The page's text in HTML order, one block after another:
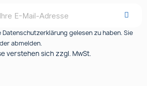
gelesen zu haben. Sie
abmelden.
verstehen sich zzgl. MwSt.